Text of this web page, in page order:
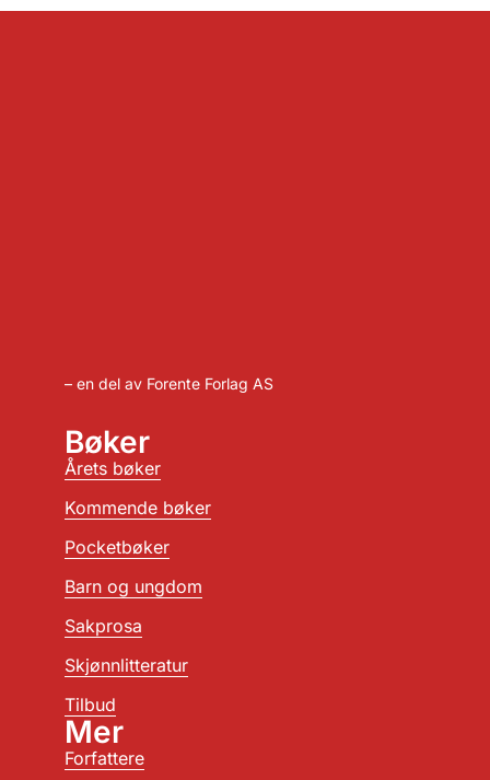
– en del av Forente Forlag AS
Bøker
Årets bøker
Kommende bøker
Pocketbøker
Barn og ungdom
Sakprosa
Skjønnlitteratur
Tilbud
Mer
Forfattere